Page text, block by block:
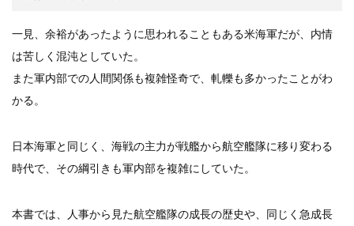
一見、余裕があったように思われることもある米海軍だが、内情
は苦しく混沌としていた。
また軍内部での人間関係も複雑怪奇で、軋轢も多かったことがわ
かる。
日本海軍と同じく、海戦の主力が戦艦から航空艦隊に移り変わる
時代で、その綱引きも軍内部を複雑にしていた。
本書では、人事から見た航空艦隊の成長の歴史や、同じく急成長